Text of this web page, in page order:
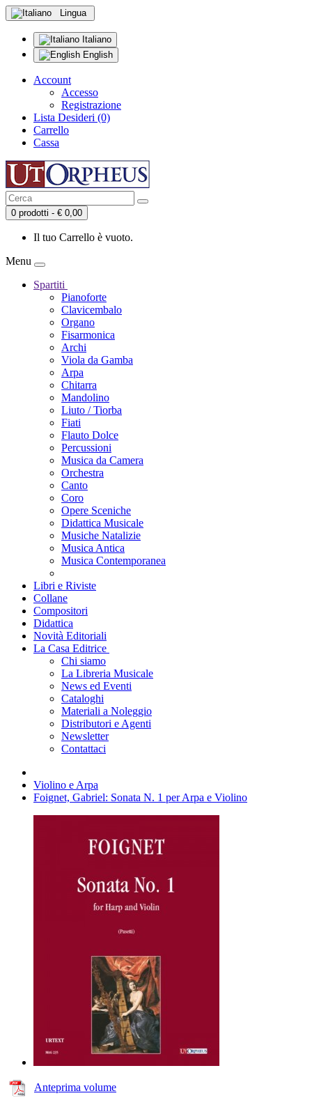
Lingua
Italiano
English
Account
Accesso
Registrazione
Lista Desideri (0)
Carrello
Cassa
0 prodotti - € 0,00
Il tuo Carrello è vuoto.
Menu
Spartiti
Pianoforte
Clavicembalo
Organo
Fisarmonica
Archi
Viola da Gamba
Arpa
Chitarra
Mandolino
Liuto / Tiorba
Fiati
Flauto Dolce
Percussioni
Musica da Camera
Orchestra
Canto
Coro
Opere Sceniche
Didattica Musicale
Musiche Natalizie
Musica Antica
Musica Contemporanea
Libri e Riviste
Collane
Compositori
Didattica
Novità Editoriali
La Casa Editrice
Chi siamo
La Libreria Musicale
News ed Eventi
Cataloghi
Materiali a Noleggio
Distributori e Agenti
Newsletter
Contattaci
Violino e Arpa
Foignet, Gabriel: Sonata N. 1 per Arpa e Violino
Anteprima volume